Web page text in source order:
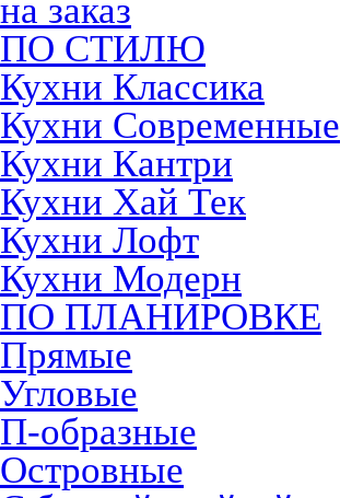
на заказ
ПО СТИЛЮ
Кухни Классика
Кухни Современные
Кухни Кантри
Кухни Хай Тек
Кухни Лофт
Кухни Модерн
ПО ПЛАНИРОВКЕ
Прямые
Угловые
П-образные
Островные